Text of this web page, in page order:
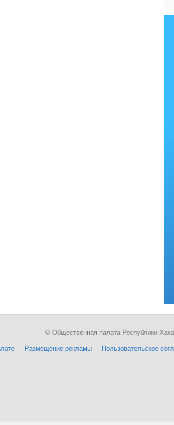
Размещение рекламы Пользовательское
© Общественная палата Республики